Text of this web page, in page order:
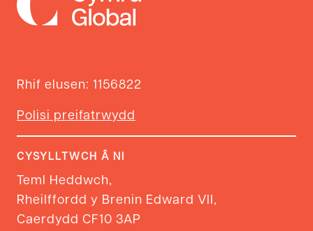
Rhif elusen: 1156822
Polisi preifatrwydd
CYSYLLTWCH Â NI
Teml Heddwch,
Rheilffordd y Brenin Edward VII,
Caerdydd CF10 3AP